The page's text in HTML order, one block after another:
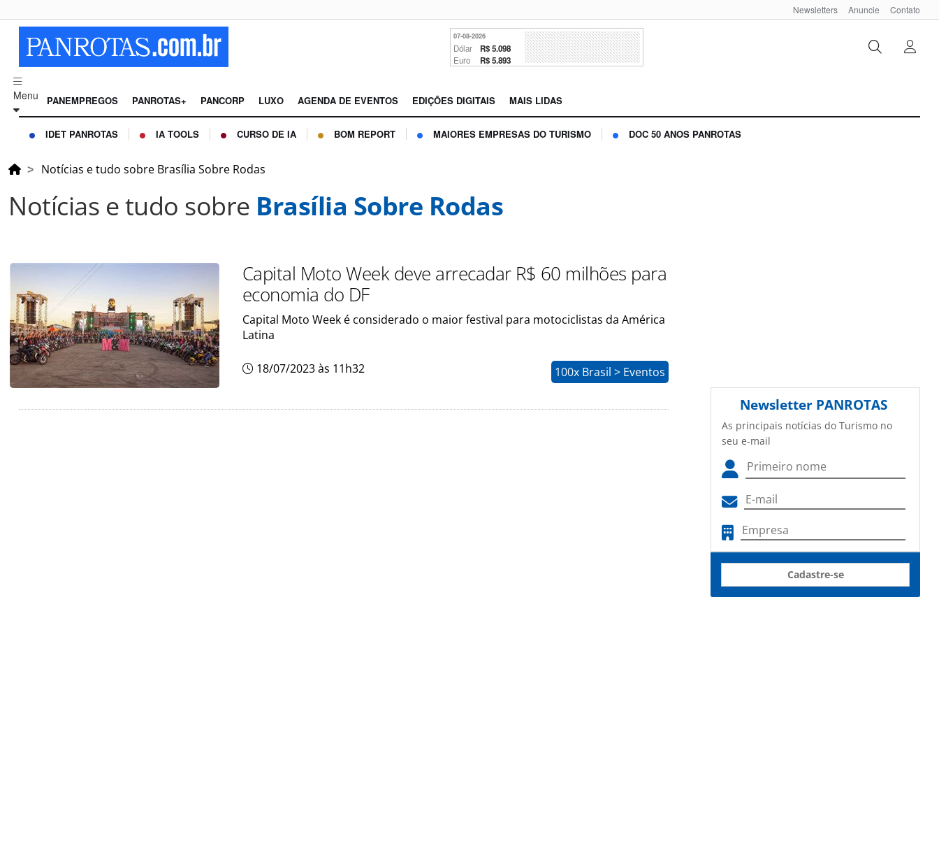
Newsletters Anuncie Contato
07-08-2026
Dólar R$ 5.098
Euro R$ 5.893
Menu PANEMPREGOS PANROTAS+ PANCORP LUXO AGENDA DE EVENTOS EDIÇÕES DIGITAIS MAIS LIDAS
IDET PANROTAS IA TOOLS CURSO DE IA BOM REPORT MAIORES EMPRESAS DO TURISMO DOC 50 ANOS PANROTAS
Notícias e tudo sobre Brasília Sobre Rodas
Notícias e tudo sobre Brasília Sobre Rodas
Capital Moto Week deve arrecadar R$ 60 milhões para
economia do DF
Capital Moto Week é considerado o maior festival para motociclistas da América
Latina
18/07/2023 às 11h32 100x Brasil > Eventos
Newsletter PANROTAS
As principais notícias do Turismo no
seu e-mail
Cadastre-se